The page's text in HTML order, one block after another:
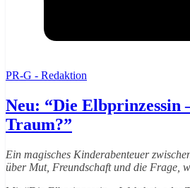
PR-G - Redaktion
Neu: “Die Elbprinzessin
Traum?”
Ein magisches Kinderabenteuer
über Mut, Freundschaft und die Frage,